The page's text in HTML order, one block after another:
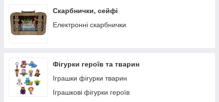
Рукоділля
Валіза для малювання
Надувні матраци
Дитячі надувні басейни
Скарбнички, сейфі
Електронні скарбнички
Фігурки героїв та тварин
Іграшки фігурки тварин
Іграшкові фігурки героїв